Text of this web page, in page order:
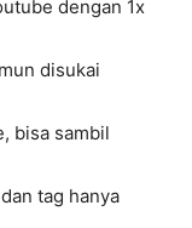
dengan 1x
disukai
bisa sambil
tag hanya